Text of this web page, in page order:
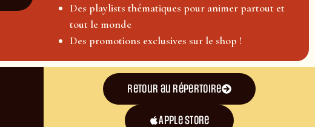
Des playlists thématiques pour animer partout et
tout le monde
Des promotions exclusives sur le shop !
Retour au répertoire
Apple Store